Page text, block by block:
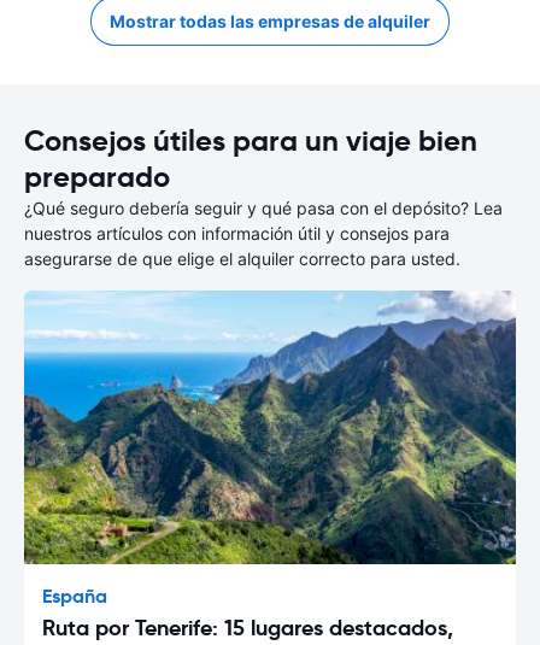
Mostrar todas las empresas de alquiler
Consejos útiles para un viaje bien
preparado
¿Qué seguro debería seguir y qué pasa con el depósito? Lea
nuestros artículos con información útil y consejos para
asegurarse de que elige el alquiler correcto para usted.
España
Ruta por Tenerife: 15 lugares destacados,